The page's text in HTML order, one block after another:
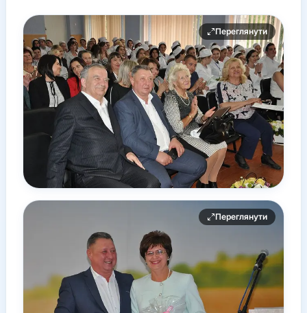
Переглянути
Переглянути